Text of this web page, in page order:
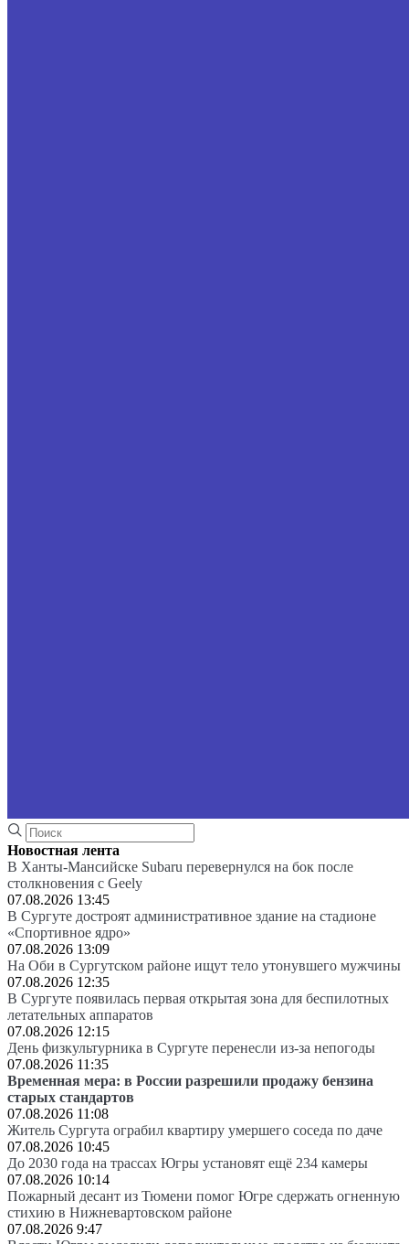
Новостная лента
В Ханты-Мансийске Subaru перевернулся на бок после
столкновения с Geely
07.08.2026 13:45
В Сургуте достроят административное здание на стадионе
«Спортивное ядро»
07.08.2026 13:09
На Оби в Сургутском районе ищут тело утонувшего мужчины
07.08.2026 12:35
В Сургуте появилась первая открытая зона для беспилотных
летательных аппаратов
07.08.2026 12:15
День физкультурника в Сургуте перенесли из-за непогоды
07.08.2026 11:35
Временная мера: в России разрешили продажу бензина
старых стандартов
07.08.2026 11:08
Житель Сургута ограбил квартиру умершего соседа по даче
07.08.2026 10:45
До 2030 года на трассах Югры установят ещё 234 камеры
07.08.2026 10:14
Пожарный десант из Тюмени помог Югре сдержать огненную
стихию в Нижневартовском районе
07.08.2026 9:47